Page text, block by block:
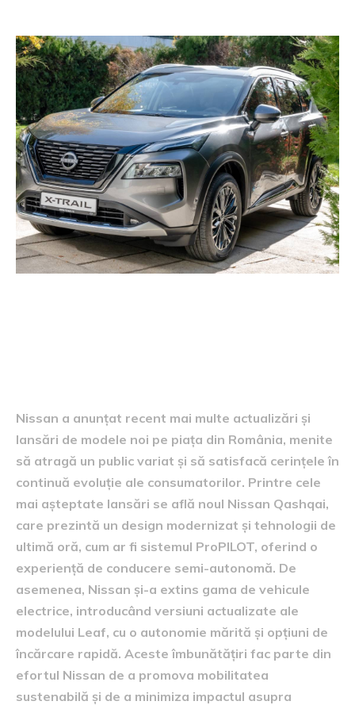
Nissan a anunțat recent mai multe actualizări și
lansări de modele noi pe piața din România, menite
să atragă un public variat și să satisfacă cerințele în
continuă evoluție ale consumatorilor. Printre cele
mai așteptate lansări se află noul Nissan Qashqai,
care prezintă un design modernizat și tehnologii de
ultimă oră, cum ar fi sistemul ProPILOT, oferind o
experiență de conducere semi-autonomă. De
asemenea, Nissan și-a extins gama de vehicule
electrice, introducând versiuni actualizate ale
modelului Leaf, cu o autonomie mărită și opțiuni de
încărcare rapidă. Aceste îmbunătățiri fac parte din
efortul Nissan de a promova mobilitatea
sustenabilă și de a minimiza impactul asupra